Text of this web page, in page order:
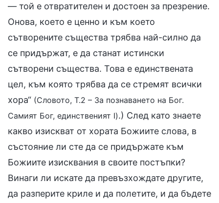
— той е отвратителен и достоен за презрение.
Онова, което е ценно и към което
сътворените същества трябва най-силно да
се придържат, е да станат истински
сътворени същества. Това е единствената
цел, към която трябва да се стремят всички
хора“ (Словото, Т.2 – За познаването на Бог.
Самият Бог, единственият I).) След като знаете
какво изискват от хората Божиите слова, в
състояние ли сте да се придържате към
Божиите изисквания в своите постъпки?
Винаги ли искате да превъзхождате другите,
да разперите криле и да полетите, и да бъдете